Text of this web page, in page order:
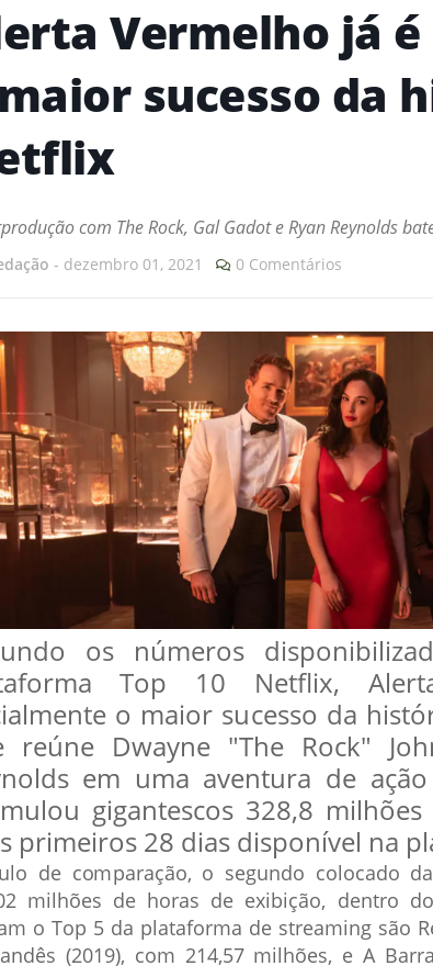
Vermelho já
sucesso da
com The Rock, Gal Gadot e Ryan Reynolds
- dezembro 01, 2021 0 Comentários
os números
Top 10 Netflix,
o maior sucesso da
reúne Dwayne "The Rock"
em uma aventura de
gigantescos 328,8
primeiros 28 dias disponível na
de comparação, o segundo colocado
milhões de horas de exibição, dentro
o Top 5 da plataforma de streaming são
(2019), com 214,57 milhões, e A